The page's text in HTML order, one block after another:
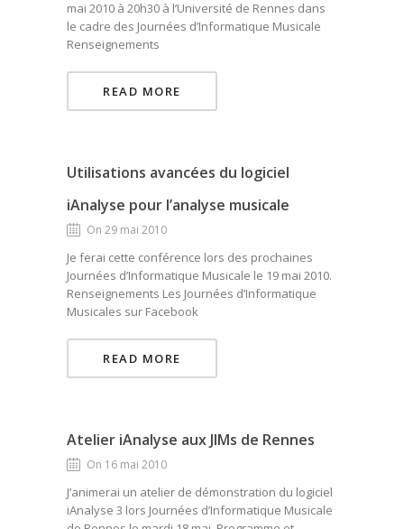
mai 2010 à 20h30 à l’Université de Rennes dans
le cadre des Journées d’Informatique Musicale
Renseignements
READ MORE
Utilisations avancées du logiciel
iAnalyse pour l’analyse musicale
On 29 mai 2010
Je ferai cette conférence lors des prochaines
Journées d’Informatique Musicale le 19 mai 2010.
Renseignements Les Journées d’Informatique
Musicales sur Facebook
READ MORE
Atelier iAnalyse aux JIMs de Rennes
On 16 mai 2010
J’animerai un atelier de démonstration du logiciel
iAnalyse 3 lors Journées d’Informatique Musicale